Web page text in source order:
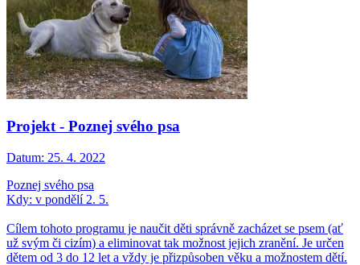
Projekt - Poznej svého psa
Datum: 25. 4. 2022
Poznej svého psa
Kdy: v pondělí 2. 5.
Cílem tohoto programu je naučit děti správně zacházet se psem (ať
už svým či cizím) a eliminovat tak možnost jejich zranění. Je určen
dětem od 3 do 12 let a vždy je přizpůsoben věku a možnostem dětí.